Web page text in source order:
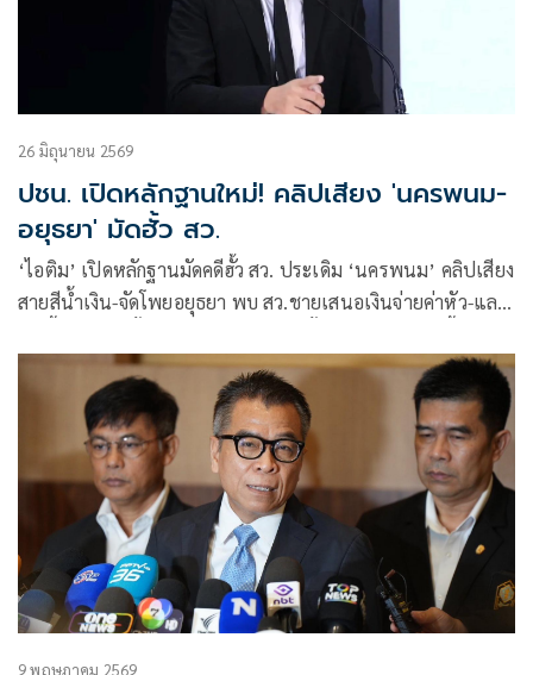
26 มิถุนายน 2569
ปชน. เปิดหลักฐานใหม่! คลิปเสียง 'นครพนม-
อยุธยา' มัดฮั้ว สว.
‘ไอติม’ เปิดหลักฐานมัดคดีฮั้ว สว. ประเดิม ‘นครพนม’ คลิปเสียง
สายสีน้ำเงิน-จัดโพยอยุธยา พบ สว.ชายเสนอเงินจ่ายค่าหัว-แลก
เลิกดองส่งศาลเถอะ
9 พฤษภาคม 2569